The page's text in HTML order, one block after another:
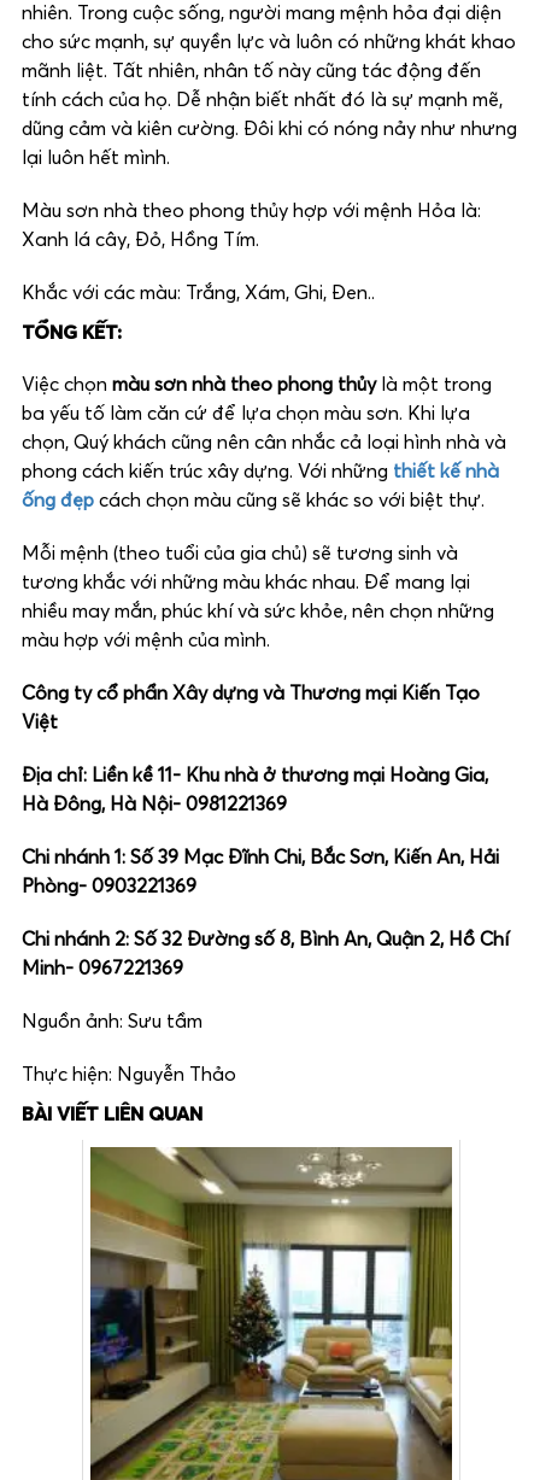
nhiên. Trong cuộc sống, người mang mệnh hỏa đại diện
cho sức mạnh, sự quyền lực và luôn có những khát khao
mãnh liệt. Tất nhiên, nhân tố này cũng tác động đến
tính cách của họ. Dễ nhận biết nhất đó là sự mạnh mẽ,
dũng cảm và kiên cường. Đôi khi có nóng nảy như nhưng
lại luôn hết mình.
Màu sơn nhà theo phong thủy hợp với mệnh Hỏa là:
Xanh lá cây, Đỏ, Hồng Tím.
Khắc với các màu: Trắng, Xám, Ghi, Đen..
TỔNG KẾT:
Việc chọn màu sơn nhà theo phong thủylà một trong
ba yếu tố làm căn cứ để lựa chọn màu sơn. Khi lựa
chọn, Quý khách cũng nên cân nhắc cả loại hình nhà và
phong cách kiến trúc xây dựng. Với những thiết kế nhà
ống đẹpcách chọn màu cũng sẽ khác so với biệt thự.
Mỗi mệnh (theo tuổi của gia chủ) sẽ tương sinh và
tương khắc với những màu khác nhau. Để mang lại
nhiều may mắn, phúc khí và sức khỏe, nên chọn những
màu hợp với mệnh của mình.
Công ty cổ phẩn Xây dựng và Thương mại Kiến Tạo
Việt
Địa chỉ: Liền kề 11- Khu nhà ở thương mại Hoàng Gia,
Hà Đông, Hà Nội- 0981221369
Chi nhánh 1: Số 39 Mạc Đĩnh Chi, Bắc Sơn, Kiến An, Hải
Phòng- 0903221369
Chi nhánh 2: Số 32 Đường số 8, Bình An, Quận 2, Hồ Chí
Minh- 0967221369
Nguồn ảnh: Sưu tầm
Thực hiện: Nguyễn Thảo
BÀI VIẾT LIÊN QUAN